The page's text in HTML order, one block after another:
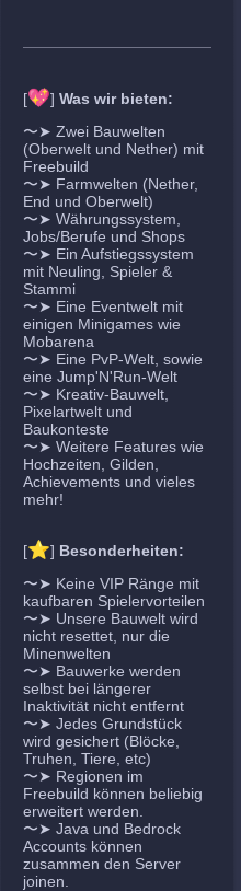
[💖] Was wir bieten:
〜➤ Zwei Bauwelten
(Oberwelt und Nether) mit
Freebuild
〜➤ Farmwelten (Nether,
End und Oberwelt)
〜➤ Währungssystem,
Jobs/Berufe und Shops
〜➤ Ein Aufstiegssystem
mit Neuling, Spieler &
Stammi
〜➤ Eine Eventwelt mit
einigen Minigames wie
Mobarena
〜➤ Eine PvP-Welt, sowie
eine Jump'N'Run-Welt
〜➤ Kreativ-Bauwelt,
Pixelartwelt und
Baukonteste
〜➤ Weitere Features wie
Hochzeiten, Gilden,
Achievements und vieles
mehr!
[⭐] Besonderheiten:
〜➤ Keine VIP Ränge mit
kaufbaren Spielervorteilen
〜➤ Unsere Bauwelt wird
nicht resettet, nur die
Minenwelten
〜➤ Bauwerke werden
selbst bei längerer
Inaktivität nicht entfernt
〜➤ Jedes Grundstück
wird gesichert (Blöcke,
Truhen, Tiere, etc)
〜➤ Regionen im
Freebuild können beliebig
erweitert werden.
〜➤ Java und Bedrock
Accounts können
zusammen den Server
joinen.